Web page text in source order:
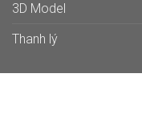
3D Model
Thanh lý